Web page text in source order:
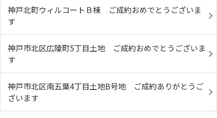
神戸北町ウィルコートＢ棟 ご成約おめでとうございま
す
神戸市北区広陵町5丁目土地 ご成約おめでとうございま
す
神戸市北区南五葉4丁目土地B号地 ご成約ありがとうご
ざいます